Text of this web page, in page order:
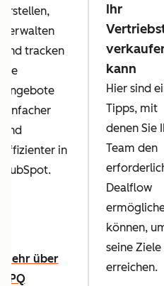
Erstellen,
verwalten
und tracken
Sie
Angebote
einfacher
und
effizienter in
HubSpot.
Mehr über
CPQ
Ihr
kann
Hier sind
Tipps, mit
denen Sie
Team den
Dealflow
können,
seine Ziele
erreichen.